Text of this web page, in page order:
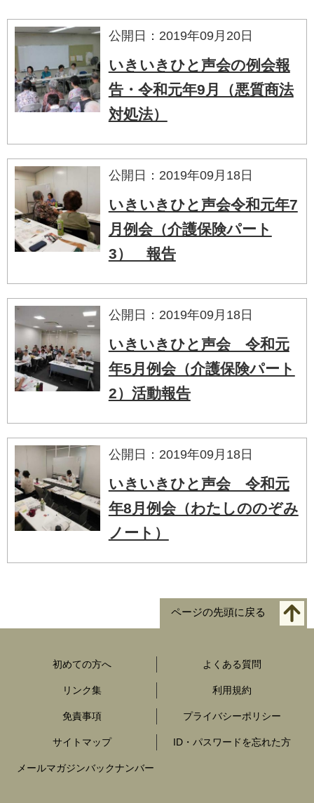
公開日：2019年09月20日
いきいきひと声会の例会報
告・令和元年9月（悪質商法
対処法）
公開日：2019年09月18日
いきいきひと声会令和元年7
月例会（介護保険パート
3） 報告
公開日：2019年09月18日
いきいきひと声会 令和元
年5月例会（介護保険パート
2）活動報告
公開日：2019年09月18日
いきいきひと声会 令和元
年8月例会（わたしののぞみ
ノート）
ページの先頭に戻る
初めての方へ よくある質問
リンク集 利用規約
免責事項 プライバシーポリシー
サイトマップ ID・パスワードを忘れた方
メールマガジンバックナンバー